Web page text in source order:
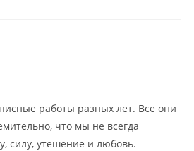
работы разных лет. Все они
что мы не всегда
силу, утешение и любовь.